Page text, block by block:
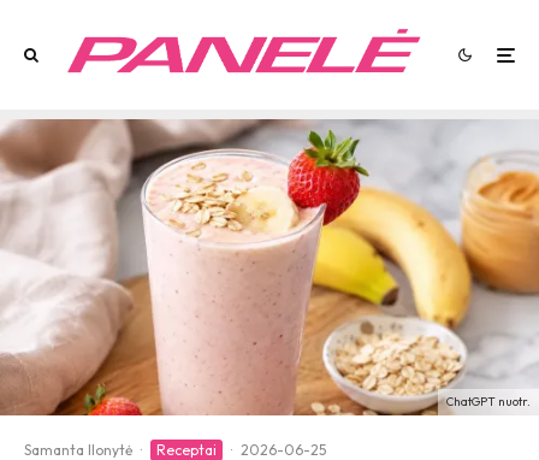
ChatGPT nuotr.
Samanta Ilonytė · Receptai · 2026-06-25